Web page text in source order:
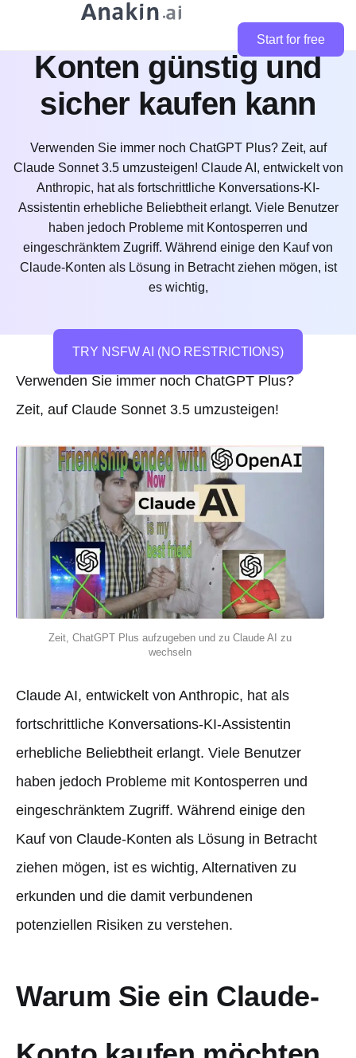
Start for free
Wo man Claude-
Konten günstig und
sicher kaufen kann
Verwenden Sie immer noch ChatGPT Plus? Zeit, auf
Claude Sonnet 3.5 umzusteigen! Claude AI, entwickelt von
Anthropic, hat als fortschrittliche Konversations-KI-
Assistentin erhebliche Beliebtheit erlangt. Viele Benutzer
haben jedoch Probleme mit Kontosperren und
eingeschränktem Zugriff. Während einige den Kauf von
Claude-Konten als Lösung in Betracht ziehen mögen, ist
es wichtig,
TRY NSFW AI (NO RESTRICTIONS)
Verwenden Sie immer noch ChatGPT Plus?
Zeit, auf Claude Sonnet 3.5 umzusteigen!
Zeit, ChatGPT Plus aufzugeben und zu Claude AI zu
wechseln
Claude AI, entwickelt von Anthropic, hat als
fortschrittliche Konversations-KI-Assistentin
erhebliche Beliebtheit erlangt. Viele Benutzer
haben jedoch Probleme mit Kontosperren und
eingeschränktem Zugriff. Während einige den
Kauf von Claude-Konten als Lösung in Betracht
ziehen mögen, ist es wichtig, Alternativen zu
erkunden und die damit verbundenen
potenziellen Risiken zu verstehen.
Warum Sie ein Claude-